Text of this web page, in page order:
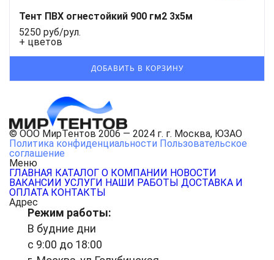
Тент ПВХ огнестойкий 900 гм2 3х5м
5250 руб/рул.
+ цветов
© ООО МирТентов 2006 — 2024 г. г. Москва, ЮЗАО
Политика конфиденциальности Пользовательское
соглашение
Меню
ГЛАВНАЯ КАТАЛОГ О КОМПАНИИ НОВОСТИ
ВАКАНСИИ УСЛУГИ НАШИ РАБОТЫ ДОСТАВКА И
ОПЛАТА КОНТАКТЫ
Адрес
Режим работы:
В будние дни
с 9:00 до 18:00